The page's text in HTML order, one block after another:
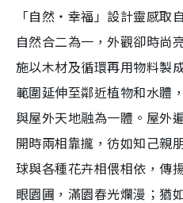
「自然‧幸福」設計靈感取
自然合二為一，外觀卻時尚
施以木材及循環再用物料製
範圍延伸至鄰近植物和水體
與屋外天地融為一體。屋外
開時兩相靠攏，彷如知己親
球與各種花卉相偎相依，傳
眼園圃，滿園春光爛漫；猶